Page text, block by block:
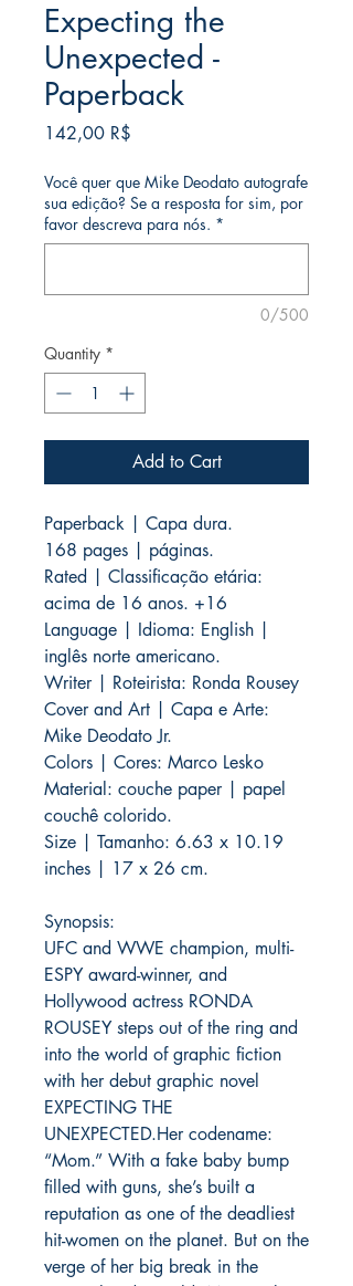
Expecting the
Unexpected -
Paperback
142,00 R$
Você quer que Mike Deodato autografe
sua edição? Se a resposta for sim, por
favor descreva para nós. *
0/500
Quantity *
Add to Cart
Paperback | Capa dura.
168 pages | páginas.
Rated | Classificação etária:
acima de 16 anos. +16
Language | Idioma: English |
inglês norte americano.
Writer | Roteirista: Ronda Rousey
Cover and Art | Capa e Arte:
Mike Deodato Jr.
Colors | Cores: Marco Lesko
Material: couche paper | papel
couchê colorido.
Size | Tamanho: 6.63 x 10.19
inches | 17 x 26 cm.
Synopsis:
UFC and WWE champion, multi-
ESPY award-winner, and
Hollywood actress RONDA
ROUSEY steps out of the ring and
into the world of graphic fiction
with her debut graphic novel
EXPECTING THE
UNEXPECTED.Her codename:
“Mom.” With a fake baby bump
filled with guns, she’s built a
reputation as one of the deadliest
hit-women on the planet. But on the
verge of her big break in the